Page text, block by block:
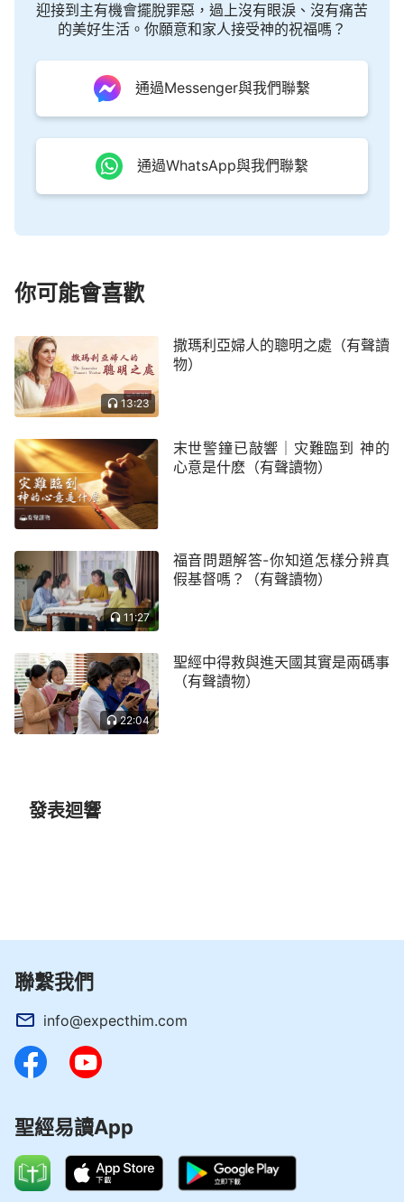
樣的工作。』咱們的命運是神在擺佈安排著，靠自己
咱卻虧了本，辛辛苦苦開的大米加工廠又被政府封
門，咱還不服輸，又背井離鄉到外地開餐館，累死累
活還是沒賺多少錢，這一次次失敗不就讓咱看到，咱
們不依靠神，順服神的主宰安排，而是靠著自己的雙
手締造美麗的家園只會讓自己活得痛苦……」欣茹沉
一想到小時候家裡窮，村裡人都瞧不起我們，我心裡
不比別人差，別人能做到的，我相信自己也能做到。
姐，我知道信神好，等我賺到錢以後再來信神也不
遲。」大姐嘆口氣，憂傷地說：「唉！我的傻妹妹，
你真是不撞南牆不回頭，這些年看著你一心想靠自己
的雙手改變命運，整個人的喜樂哀愁都是為了錢，錢
多時高興快樂，錢少時痛苦煩惱，你完全成了金錢的
奴隸，活在撒但的網羅和愚弄中還毫無知覺。妹
啊……」欣茹見大姐說話有些哽咽，對大姐說：「我
再出去搏一次，把虧的錢都賺回來，之後再來信神好
不好？」大姐見欣茹這樣說，感到很無奈，就沒說什
傍晚華燈初上，欣茹一人走在大街上，看著熱鬧
的夜景，想起大姐說人類的命運是神在掌握，細細琢
磨這話，覺得也有道理，但轉念一想，機會還得要自
己主動爭取。現在深圳做生意的人都發了。表妹在深
圳，我到她那裡先幹點輕鬆的活，看看做什麼來錢快
再做什麼，相信不久一定會賺到錢的。想到這裡，欣
疾病臨到，夢想破滅
茹出去玩，走在路上，欣茹突然感覺渾身無力。到醫
院檢查後，醫生說欣茹可能是得了「重症肌無力」，
這病比較罕見，隨時都會有生命危險。欣茹聽後感覺
天旋地轉，心跳劇烈加速，死亡離自己是那樣地近，
她恐懼極了：自己才三十幾歲就要離開這個世界了
嗎？眼淚禁不住嘩嘩地往下流。
當天欣茹坐飛機回到了武漢侄兒的家，幾天排隊
掛專家門診做各種檢查。欣茹的病一天比一天嚴重，
整個人都癱軟了。經過檢查，欣茹被確診為「重症肌
無力」，醫學上稱為不死的癌症，終生要靠藥物維
迎接到主有機會擺脫罪惡，過上沒有眼淚、沒有痛苦
的美好生活。你願意和家人接受神的祝福嗎？
通過Messenger與我們聯繫
通過WhatsApp與我們聯繫
你可能會喜歡
13:23
撒瑪利亞婦人的聰明之處（有聲讀
物）
末世警鐘已敲響｜灾難臨到 神的
心意是什麽（有聲讀物）
11:27
福音問題解答-你知道怎樣分辨真
假基督嗎？（有聲讀物）
22:04
聖經中得救與進天國其實是兩碼事
（有聲讀物）
發表迴響
聯繫我們
info@expecthim.com
聖經易讀App